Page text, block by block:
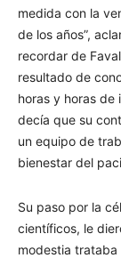
medida con la
de los años”,
recordar de
resultado de
horas y horas de
decía que su
un equipo de
bienestar del
Su paso por la
científicos, le
modestia trataba